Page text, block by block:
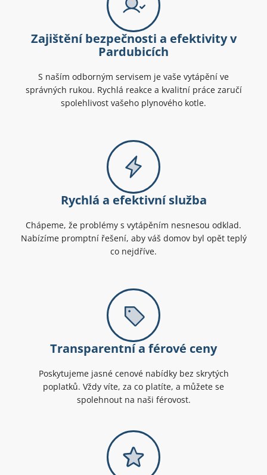
Zajištění bezpečnosti a efektivity v
Pardubicích
S naším odborným servisem je vaše vytápění ve
správných rukou. Rychlá reakce a kvalitní práce zaručí
spolehlivost vašeho plynového kotle.
Rychlá a efektivní služba
Chápeme, že problémy s vytápěním nesnesou odklad.
Nabízíme promptní řešení, aby váš domov byl opět teplý
co nejdříve.
Transparentní a férové ceny
Poskytujeme jasné cenové nabídky bez skrytých
poplatků. Vždy víte, za co platíte, a můžete se
spolehnout na naši férovost.